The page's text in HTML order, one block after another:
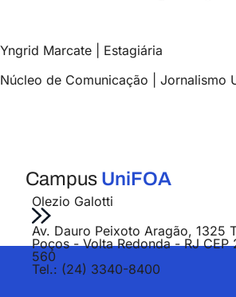
Yngrid Marcate | Estagiária
Núcleo de Comunicação | Jornalismo
Campus UniFOA
Olezio Galotti
Av. Dauro Peixoto Aragão, 1325
Poços - Volta Redonda - RJ CEP
560
Tel.: (24) 3340-8400